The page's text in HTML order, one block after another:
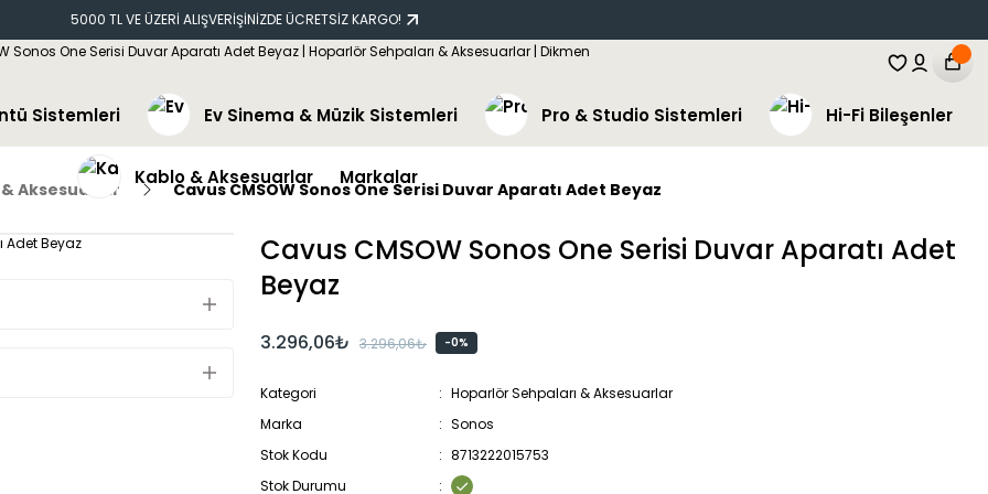
5000 TL VE ÜZERİ ALIŞVERİŞİNİZDE ÜCRETSİZ KARGO!
Sistemleri Ev Sinema & Müzik Sistemleri Pro & Studio Sistemleri Hi-Fi Bileşenler
Kablo & Aksesuarlar Markalar
Aksesuarlar Cavus CMSOW Sonos One Serisi Duvar Aparatı Adet Beyaz
Cavus CMSOW Sonos One Serisi Duvar Aparatı Adet
Beyaz
3.296,06₺ 3.296,06₺ -0%
Kategori
Hoparlör Sehpaları & Aksesuarlar
Marka
Sonos
Stok Kodu
8713222015753
Stok Durumu